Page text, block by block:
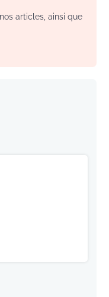
articles, ainsi que